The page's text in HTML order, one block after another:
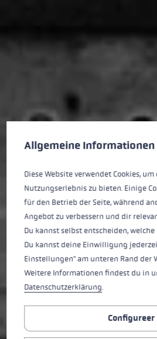
Cookie voorkeuren
This website uses cookies to give you
Allgemeine Informationen
Diese Website verwendet Cookies,
Nutzungserlebnis zu bieten. Einige
für den Betrieb der Seite, während
Angebot zu verbessern und dir
Du kannst selbst entscheiden,
Du kannst deine Einwilligung
Einstellungen" am unteren Rand der
Weitere Informationen findest du in
Datenschutzerklärung.
Configureer